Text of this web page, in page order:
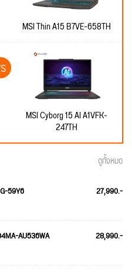
MSI Thin A15 B7VE-658TH
MSI Cyborg 15 AI A1VFK-
247TH
ดูทั้งหมด
59Y6 27,990.-
AU536WA 28,990.-